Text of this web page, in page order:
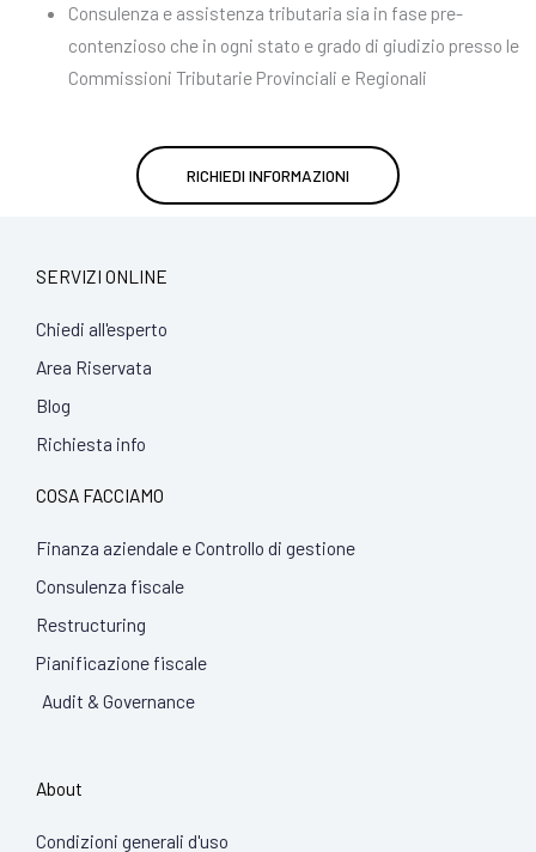
Consulenza e assistenza tributaria sia in fase pre-
contenzioso che in ogni stato e grado di giudizio presso le
Commissioni Tributarie Provinciali e Regionali
RICHIEDI INFORMAZIONI
SERVIZI ONLINE
Chiedi all'esperto
Area Riservata
Blog
Richiesta info
COSA FACCIAMO
Finanza aziendale e Controllo di gestione
Consulenza fiscale
Restructuring
Pianificazione fiscale
Audit & Governance
About
Condizioni generali d'uso